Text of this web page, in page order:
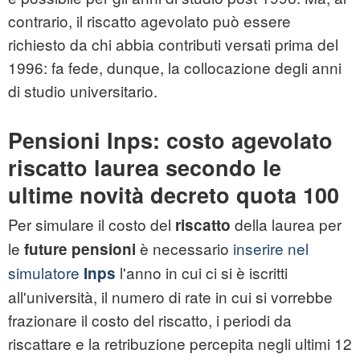
contrario, il riscatto agevolato può essere
richiesto da chi abbia contributi versati prima del
1996: fa fede, dunque, la collocazione degli anni
di studio universitario.
Pensioni Inps: costo agevolato
riscatto laurea secondo le
ultime novità decreto quota 100
Per simulare il costo del riscatto della laurea per
le future pensioni è necessario inserire nel
simulatore Inps l'anno in cui ci si è iscritti
all'università, il numero di rate in cui si vorrebbe
frazionare il costo del riscatto, i periodi da
riscattare e la retribuzione percepita negli ultimi 12